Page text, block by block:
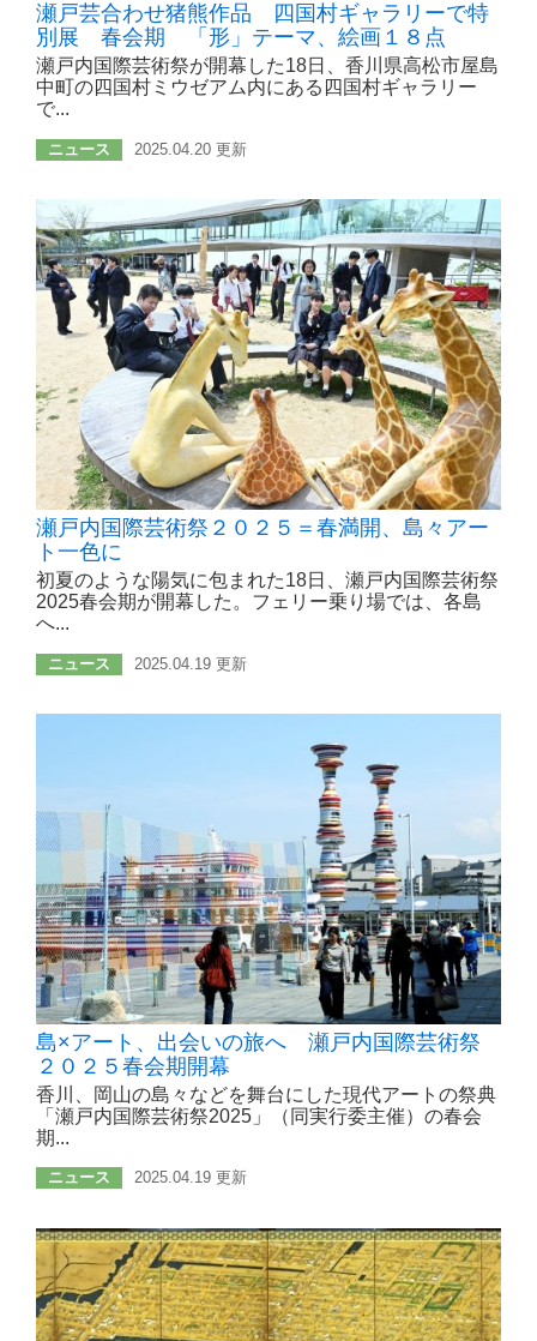
瀬戸芸合わせ猪熊作品 四国村ギャラリーで特
別展 春会期 「形」テーマ、絵画１８点
瀬戸内国際芸術祭が開幕した18日、香川県高松市屋島
中町の四国村ミウゼアム内にある四国村ギャラリー
で...
ニュース 2025.04.20 更新
瀬戸内国際芸術祭２０２５＝春満開、島々アー
ト一色に
初夏のような陽気に包まれた18日、瀬戸内国際芸術祭
2025春会期が開幕した。フェリー乗り場では、各島
へ...
ニュース 2025.04.19 更新
島×アート、出会いの旅へ 瀬戸内国際芸術祭
２０２５春会期開幕
香川、岡山の島々などを舞台にした現代アートの祭典
「瀬戸内国際芸術祭2025」（同実行委主催）の春会
期...
ニュース 2025.04.19 更新